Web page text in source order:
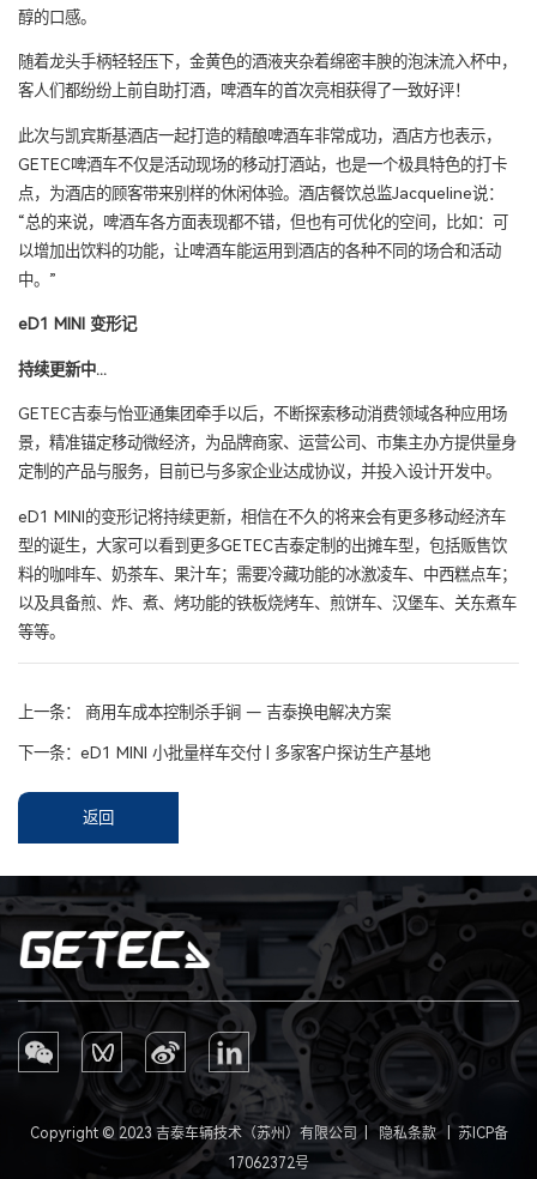
醇的口感。
随着龙头手柄轻轻压下，金黄色的酒液夹杂着绵密丰腴的泡沫流入杯中，
客人们都纷纷上前自助打酒，啤酒车的首次亮相获得了一致好评！
此次与凯宾斯基酒店一起打造的精酿啤酒车非常成功，酒店方也表示，
GETEC啤酒车不仅是活动现场的移动打酒站，也是一个极具特色的打卡
点，为酒店的顾客带来别样的休闲体验。酒店餐饮总监Jacqueline说：
“总的来说，啤酒车各方面表现都不错，但也有可优化的空间，比如：可
以增加出饮料的功能，让啤酒车能运用到酒店的各种不同的场合和活动
中。”
eD1 MINI 变形记
持续更新中...
GETEC吉泰与怡亚通集团牵手以后，不断探索移动消费领域各种应用场
景，精准锚定移动微经济，为品牌商家、运营公司、市集主办方提供量身
定制的产品与服务，目前已与多家企业达成协议，并投入设计开发中。
eD1 MINI的变形记将持续更新，相信在不久的将来会有更多移动经济车
型的诞生，大家可以看到更多GETEC吉泰定制的出摊车型，包括贩售饮
料的咖啡车、奶茶车、果汁车；需要冷藏功能的冰激凌车、中西糕点车；
以及具备煎、炸、煮、烤功能的铁板烧烤车、煎饼车、汉堡车、关东煮车
等等。
上一条： 商用车成本控制杀手锏 — 吉泰换电解决方案
下一条： eD1 MINI 小批量样车交付 | 多家客户探访生产基地
返回
Copyright © 2023 吉泰车辆技术（苏州）有限公司 |隐私条款|
苏ICP备
17062372号